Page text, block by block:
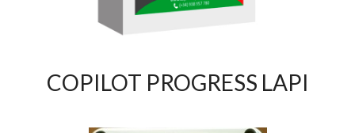
COPILOT PROGRESS LAPI